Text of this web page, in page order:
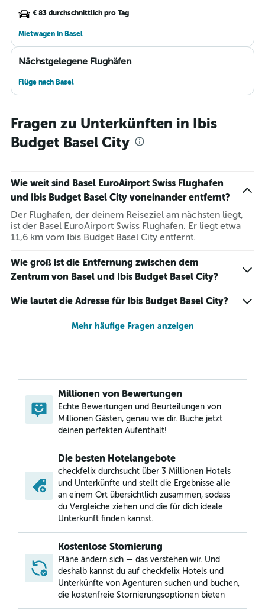
€ 83 durchschnittlich pro Tag
Mietwagen in Basel
Nächstgelegene Flughäfen
Flüge nach Basel
Fragen zu Unterkünften in Ibis
Budget Basel City
Wie weit sind Basel EuroAirport Swiss Flughafen
und Ibis Budget Basel City voneinander entfernt?
Der Flughafen, der deinem Reiseziel am nächsten liegt,
ist der Basel EuroAirport Swiss Flughafen. Er liegt etwa
11,6 km vom Ibis Budget Basel City entfernt.
Wie groß ist die Entfernung zwischen dem
Zentrum von Basel und Ibis Budget Basel City?
Wie lautet die Adresse für Ibis Budget Basel City?
Mehr häufige Fragen anzeigen
Millionen von Bewertungen
Echte Bewertungen und Beurteilungen von
Millionen Gästen, genau wie dir. Buche jetzt
deinen perfekten Aufenthalt!
Die besten Hotelangebote
checkfelix durchsucht über 3 Millionen Hotels
und Unterkünfte und stellt die Ergebnisse alle
an einem Ort übersichtlich zusammen, sodass
du Vergleiche ziehen und die für dich ideale
Unterkunft finden kannst.
Kostenlose Stornierung
Pläne ändern sich — das verstehen wir. Und
deshalb kannst du auf checkfelix Hotels und
Unterkünfte von Agenturen suchen und buchen,
die kostenfreie Stornierungsoptionen bieten